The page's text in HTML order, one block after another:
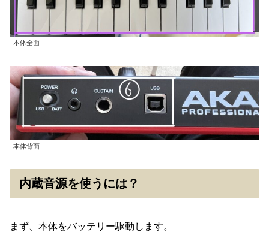
本体全面
本体背面
内蔵音源を使うには？
まず、本体をバッテリー駆動します。